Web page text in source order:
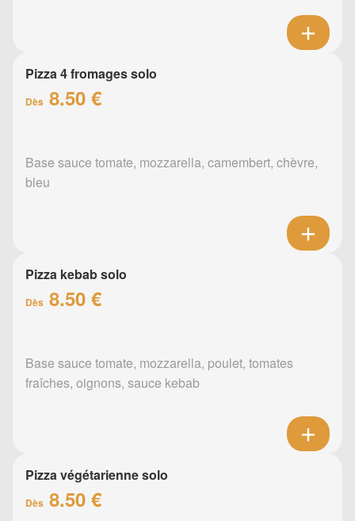
Pizza 4 fromages solo
Dès 8.50 €
Base sauce tomate, mozzarella, camembert, chèvre,
bleu
Pizza kebab solo
Dès 8.50 €
Base sauce tomate, mozzarella, poulet, tomates
fraîches, oignons, sauce kebab
Pizza végétarienne solo
Dès 8.50 €